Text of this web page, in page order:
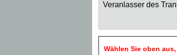
Veranlasser des
Wählen Sie oben